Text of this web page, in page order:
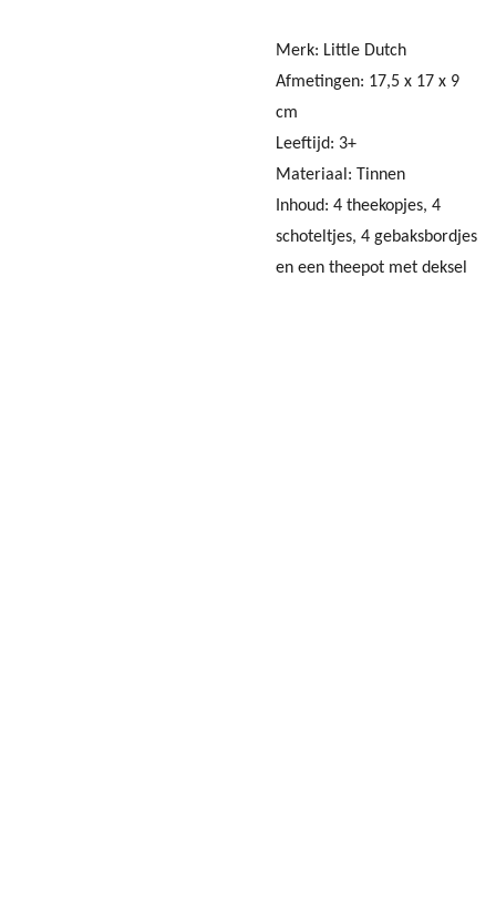
Merk: Little Dutch
Afmetingen: 17,5 x 17 x 9
cm
Leeftijd: 3+
Materiaal: Tinnen
Inhoud: 4 theekopjes, 4
schoteltjes, 4 gebaksbordjes
en een theepot met deksel